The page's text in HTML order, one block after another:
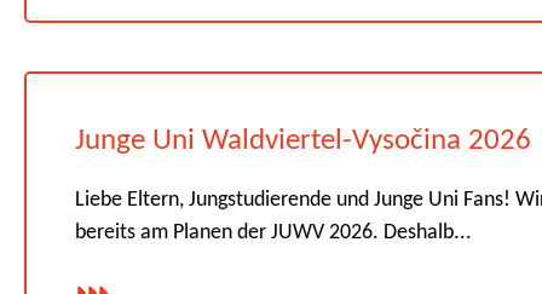
Junge Uni Waldviertel-Vysočina 2026
Liebe Eltern, Jungstudierende und Junge Uni Fans!
bereits am Planen der JUWV 2026. Deshalb...